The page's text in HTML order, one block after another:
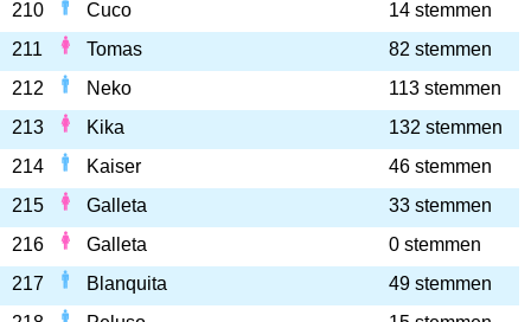
210
Cuco
14 stemmen
211
Tomas
82 stemmen
212
Neko
113 stemmen
213
Kika
132 stemmen
214
Kaiser
46 stemmen
215
Galleta
33 stemmen
216
Galleta
0 stemmen
217
Blanquita
49 stemmen